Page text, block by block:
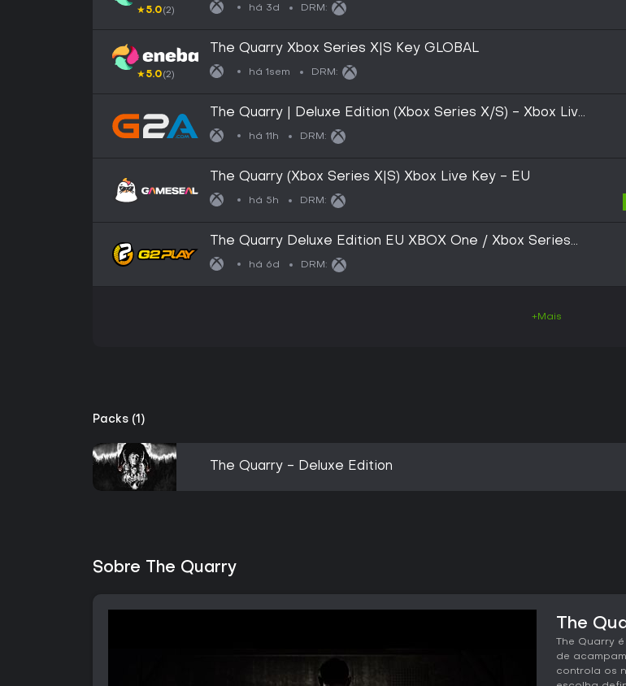
★5.0(2) há 3d DRM:
★5.0(2)
The Quarry Xbox Series X|S Key GLOBAL
há 1sem DRM:
The Quarry | Deluxe Edition (Xbox Series X/S) - Xbox Live
Key - EUROPE
há 11h DRM:
The Quarry (Xbox Series X|S) Xbox Live Key - EU
há 5h DRM:
The Quarry Deluxe Edition EU XBOX One / Xbox Series
X|S CD Key
há 6d DRM:
+Mais
Packs (1)
The Quarry - Deluxe Edition
Sobre The Quarry
The
The Quarry
de
controla os